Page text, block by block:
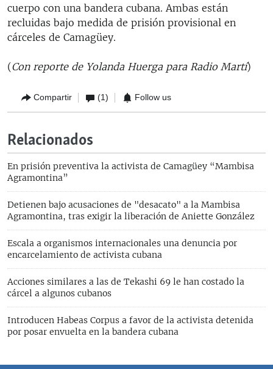
cuerpo con una bandera cubana. Ambas están
recluidas bajo medida de prisión provisional en
cárceles de Camagüey.
(Con reporte de Yolanda Huerga para Radio Martí)
Compartir (1) Follow us
Relacionados
En prisión preventiva la activista de Camagüey “Mambisa
Agramontina”
Detienen bajo acusaciones de "desacato" a la Mambisa
Agramontina, tras exigir la liberación de Aniette González
Escala a organismos internacionales una denuncia por
encarcelamiento de activista cubana
Acciones similares a las de Tekashi 69 le han costado la
cárcel a algunos cubanos
Introducen Habeas Corpus a favor de la activista detenida
por posar envuelta en la bandera cubana